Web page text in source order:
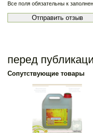
Все поля обязательны к
перед
Сопутствующие товары